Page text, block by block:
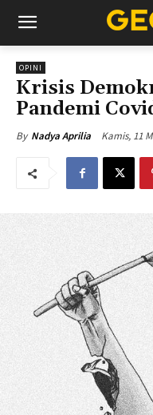
OPINI
Krisis
Pandemi
By Nadya Aprilia Kamis, 11